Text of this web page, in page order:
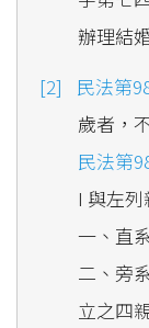
辦理結
民法第
歲者，
民法第
I 與左列
一、直
二、旁
立之四